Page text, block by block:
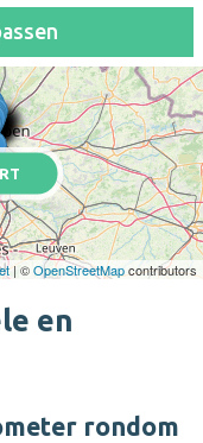
| ©OpenStreetMapcontributors
en
rondom